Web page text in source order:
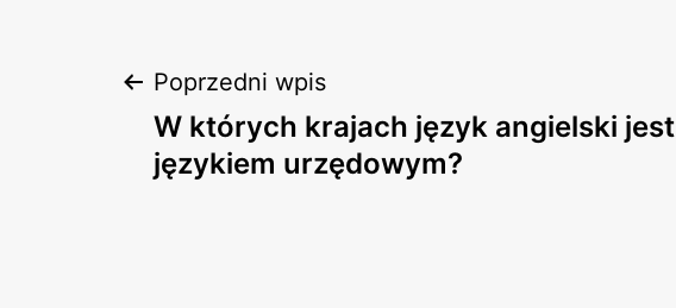
Nawigacja
wpisu
Poprzedni wpis
W których krajach język angielski jest
językiem urzędowym?